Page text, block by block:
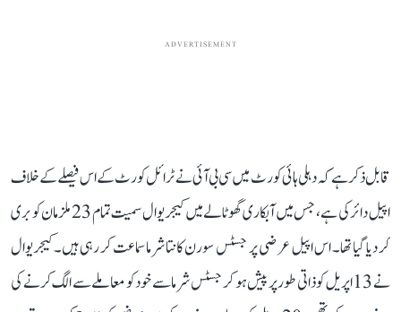
ADVERTISEMENT
قابل ذکر ہے کہ دہلی ہائی کورٹ میں سی بی آئی نے ٹرائل کورٹ کے اس فیصلے کے خلاف
اپیل دائر کی ہے، جس میں آبکاری گھوٹالے میں کیجریوال سمیت تمام 23 ملزمان کو بری
کر دیا گیا تھا۔ اس اپیل عرضی پر جسٹس سورن کانتا شرما سماعت کر رہی ہیں۔ کیجریوال
نے 13 اپریل کو ذاتی طور پر پیش ہو کر جسٹس شرما سے خود کو معاملے سے الگ کرنے کی